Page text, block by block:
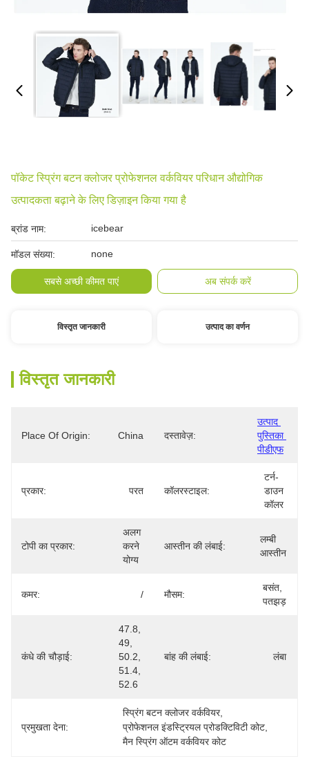
पॉकेट स्प्रिंग बटन क्लोजर प्रोफेशनल वर्कवियर परिधान औद्योगिक
उत्पादकता बढ़ाने के लिए डिज़ाइन किया गया है
ब्रांड नाम: icebear
मॉडल संख्या: none
सबसे अच्छी कीमत पाएं अब संपर्क करें
विस्तृत जानकारी उत्पाद का वर्णन
विस्तृत जानकारी
Place Of Origin: China दस्तावेज़:
उत्पाद
पुस्तिका
पीडीएफ
प्रकार: परत कॉलरस्टाइल:
टर्न-
डाउन
कॉलर
टोपी का प्रकार:
अलग
करने
योग्य
आस्तीन की लंबाई:
लम्बी
आस्तीन
कमर: / मौसम:
बसंत,
पतझड़
कंधे की चौड़ाई:
47.8,
49,
50.2,
51.4,
52.6
बांह की लंबाई: लंबा
प्रमुखता देना:
स्प्रिंग बटन क्लोजर वर्कवियर,
प्रोफेशनल इंडस्ट्रियल प्रोडक्टिविटी कोट
मैन स्प्रिंग ऑटम वर्कवियर कोट